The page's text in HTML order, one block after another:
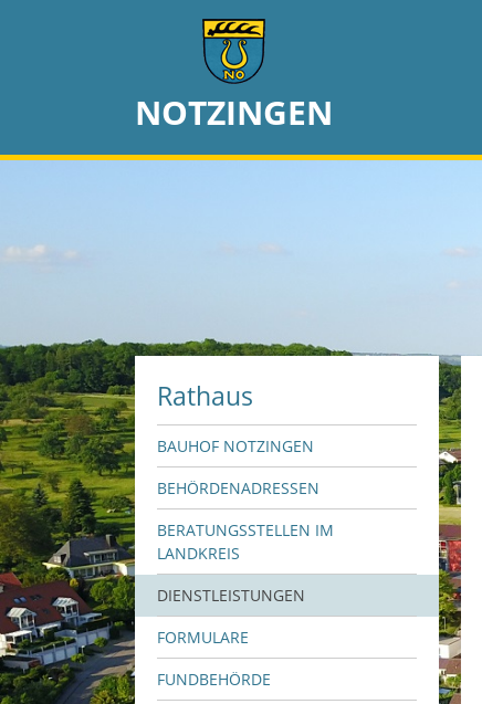
NOTZINGEN
Rathaus
BAUHOF NOTZINGEN
BEHÖRDENADRESSEN
BERATUNGSSTELLEN IM
LANDKREIS
DIENSTLEISTUNGEN
FORMULARE
FUNDBEHÖRDE